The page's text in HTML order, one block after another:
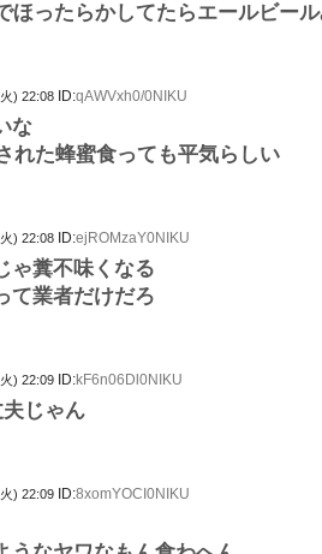
ほったらかしてたらエールビー
) 22:08 ID:qAWVxh0/0NIKU
な
れた蜂蜜食っても平気らしい
) 22:08 ID:ejROMzaY0NIKU
ゃ糞不味くなる
て業者だけだろ
) 22:09 ID:kF6n06Dl0NIKU
じゃん
) 22:09 ID:8xomYOCI0NIKU